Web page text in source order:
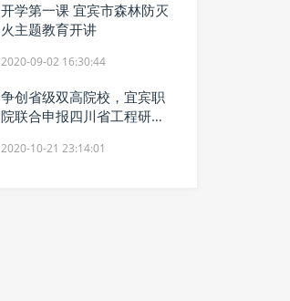
开学第一课 宜宾市森林防灭
火主题教育开讲
2020-09-02 16:30:44
争创省级双高院校，宜宾职
院联合申报四川省工程研究
2020-10-21 23:14:01